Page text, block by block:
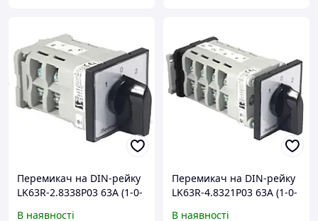
Перемикач на DIN-рейку
LK63R-2.8338P03 63A (1-0-
В наявності
Перемикач на DIN-рейку
LK63R-4.8321P03 63A (1-0-
В наявності